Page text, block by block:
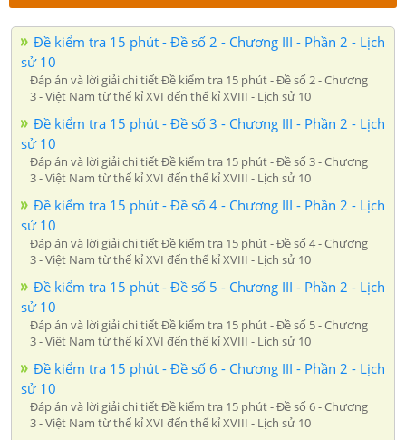
Đề kiểm tra 15 phút - Đề số 2 - Chương III - Phần 2 - Lịch
sử 10
Đáp án và lời giải chi tiết Đề kiểm tra 15 phút - Đề số 2 - Chương
3 - Việt Nam từ thế kỉ XVI đến thế kỉ XVIII - Lịch sử 10
Đề kiểm tra 15 phút - Đề số 3 - Chương III - Phần 2 - Lịch
sử 10
Đáp án và lời giải chi tiết Đề kiểm tra 15 phút - Đề số 3 - Chương
3 - Việt Nam từ thế kỉ XVI đến thế kỉ XVIII - Lịch sử 10
Đề kiểm tra 15 phút - Đề số 4 - Chương III - Phần 2 - Lịch
sử 10
Đáp án và lời giải chi tiết Đề kiểm tra 15 phút - Đề số 4 - Chương
3 - Việt Nam từ thế kỉ XVI đến thế kỉ XVIII - Lịch sử 10
Đề kiểm tra 15 phút - Đề số 5 - Chương III - Phần 2 - Lịch
sử 10
Đáp án và lời giải chi tiết Đề kiểm tra 15 phút - Đề số 5 - Chương
3 - Việt Nam từ thế kỉ XVI đến thế kỉ XVIII - Lịch sử 10
Đề kiểm tra 15 phút - Đề số 6 - Chương III - Phần 2 - Lịch
sử 10
Đáp án và lời giải chi tiết Đề kiểm tra 15 phút - Đề số 6 - Chương
3 - Việt Nam từ thế kỉ XVI đến thế kỉ XVIII - Lịch sử 10